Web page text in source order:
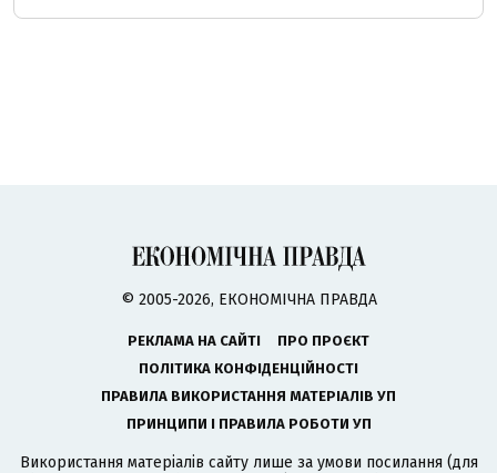
© 2005-2026, ЕКОНОМІЧНА ПРАВДА
РЕКЛАМА НА САЙТІ
ПРО ПРОЄКТ
ПОЛІТИКА КОНФІДЕНЦІЙНОСТІ
ПРАВИЛА ВИКОРИСТАННЯ МАТЕРІАЛІВ УП
ПРИНЦИПИ І ПРАВИЛА РОБОТИ УП
Використання матеріалів сайту лише за умови посилання (для